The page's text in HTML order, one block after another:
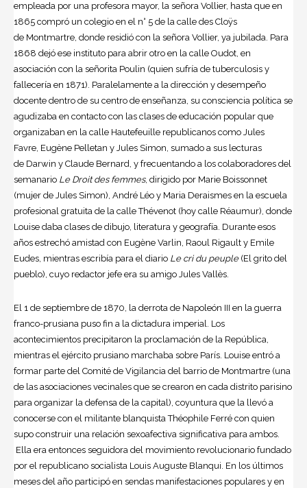
empleada por una profesora mayor, la señora Vollier, hasta que en
1865 compró un colegio en el n° 5 de la calle des Cloÿs
de Montmartre, donde residió con la señora Vollier, ya jubilada. Para
1868 dejó ese instituto para abrir otro en la calle Oudot, en
asociación con la señorita Poulin (quien sufría de tuberculosis y
fallecería en 1871). Paralelamente a la dirección y desempeño
docente dentro de su centro de enseñanza, su consciencia política se
agudizaba en contacto con las clases de educación popular que
organizaban en la calle Hautefeuille republicanos como Jules
Favre, Eugène Pelletan y Jules Simon, sumado a sus lecturas
de Darwin y Claude Bernard, y frecuentando a los colaboradores del
semanario Le Droit des femmes, dirigido por Marie Boissonnet
(mujer de Jules Simon), André Léo y Maria Deraismes en la escuela
profesional gratuita de la calle Thévenot (hoy calle Réaumur), donde
Louise daba clases de dibujo, literatura y geografía. Durante esos
años estrechó amistad con Eugène Varlin, Raoul Rigault y Emile
Eudes, mientras escribía para el diario Le cri du peuple(El grito del
pueblo), cuyo redactor jefe era su amigo Jules Vallès.
El 1 de septiembre de 1870, la derrota de Napoleón III en la guerra
franco-prusiana puso fin a la dictadura imperial. Los
acontecimientos precipitaron la proclamación de la República,
mientras el ejército prusiano marchaba sobre París. Louise entró a
formar parte del Comité de Vigilancia del barrio de Montmartre (una
de las asociaciones vecinales que se crearon en cada distrito parisino
para organizar la defensa de la capital), coyuntura que la llevó a
conocerse con el militante blanquista Théophile Ferré con quien
supo construir una relación sexoafectiva significativa para ambos.
Ella era entonces seguidora del movimiento revolucionario fundado
por el republicano socialista Louis Auguste Blanqui. En los últimos
meses del año participó en sendas manifestaciones populares y en